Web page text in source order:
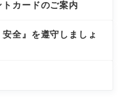
カードのご案内
安全』を遵守しましょ